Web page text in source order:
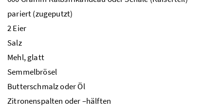
pariert (zugeputzt)
2 Eier
Salz
Mehl, glatt
Semmelbrösel
Butterschmalz oder Öl
Zitronenspalten oder –hälften